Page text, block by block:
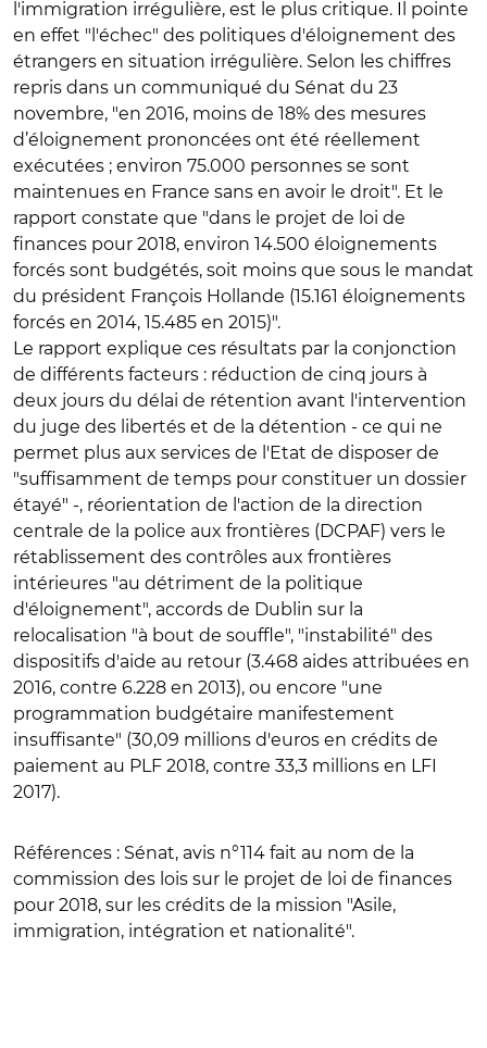
l'immigration irrégulière, est le plus critique. Il pointe
en effet "l'échec" des politiques d'éloignement des
étrangers en situation irrégulière. Selon les chiffres
repris dans un communiqué du Sénat du 23
novembre, "en 2016, moins de 18% des mesures
d’éloignement prononcées ont été réellement
exécutées ; environ 75.000 personnes se sont
maintenues en France sans en avoir le droit". Et le
rapport constate que "dans le projet de loi de
finances pour 2018, environ 14.500 éloignements
forcés sont budgétés, soit moins que sous le mandat
du président François Hollande (15.161 éloignements
forcés en 2014, 15.485 en 2015)".
Le rapport explique ces résultats par la conjonction
de différents facteurs : réduction de cinq jours à
deux jours du délai de rétention avant l'intervention
du juge des libertés et de la détention - ce qui ne
permet plus aux services de l'Etat de disposer de
"suffisamment de temps pour constituer un dossier
étayé" -, réorientation de l'action de la direction
centrale de la police aux frontières (DCPAF) vers le
rétablissement des contrôles aux frontières
intérieures "au détriment de la politique
d'éloignement", accords de Dublin sur la
relocalisation "à bout de souffle", "instabilité" des
dispositifs d'aide au retour (3.468 aides attribuées en
2016, contre 6.228 en 2013), ou encore "une
programmation budgétaire manifestement
insuffisante" (30,09 millions d'euros en crédits de
paiement au PLF 2018, contre 33,3 millions en LFI
2017).
Références : Sénat, avis n°114 fait au nom de la
commission des lois sur le projet de loi de finances
pour 2018, sur les crédits de la mission "Asile,
immigration, intégration et nationalité".